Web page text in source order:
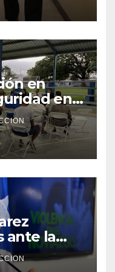
en
en
ante la